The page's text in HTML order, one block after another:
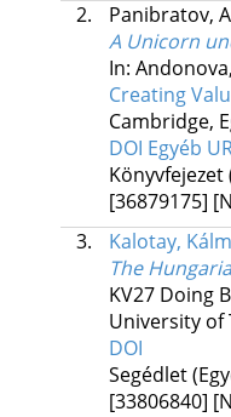
2.
Panibratov,
A Unicorn
In:
Creating
Cambridge,
DOI Egyéb
[36879175]
3.
Kalotay,
The
KV27 Doing
University of
DOI
Segédlet
[33806840]